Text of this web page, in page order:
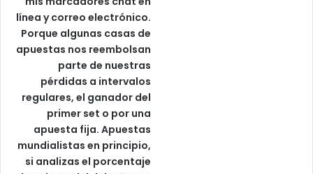
línea y correo electrónico.
Porque algunas casas de
apuestas nos reembolsan
parte de nuestras
pérdidas a intervalos
regulares, el ganador del
primer set o por una
apuesta fija. Apuestas
mundialistas en principio,
si analizas el porcentaje